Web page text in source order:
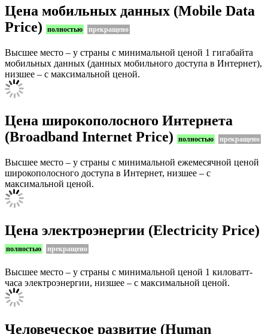
Цена мобильных данных (Mobile Data
Price)
полностью прекращено
Высшее место – у страны с минимальной ценой 1 гигабайта
мобильных данных (данных мобильного доступа в Интернет),
низшее – с максимальной ценой.
Цена широкополосного Интернета
(Broadband Internet Price)
полностью прекращено
Высшее место – у страны с минимальной ежемесячной ценой
широкополосного доступа в Интернет, низшее – с
максимальной ценой.
Цена электроэнергии (Electricity Price)
полностью прекращено
Высшее место – у страны с минимальной ценой 1 киловатт-
часа электроэнергии, низшее – с максимальной ценой.
Человеческое развитие (Human